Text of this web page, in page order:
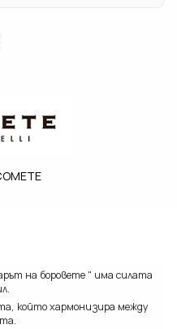
на боровете " има силата
който хармонизира между